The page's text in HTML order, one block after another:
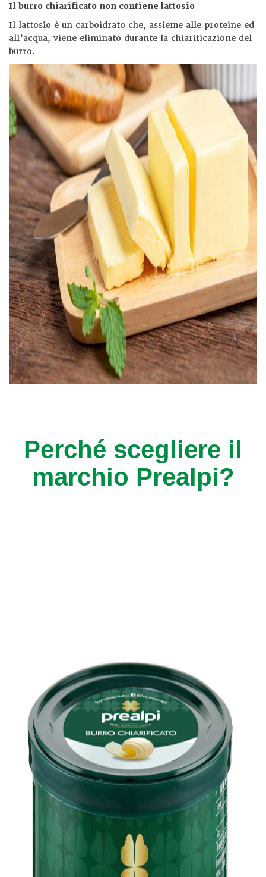
Il burro chiarificato non contiene lattosio
Il lattosio è un carboidrato che, assieme alle proteine ed
all’acqua, viene eliminato durante la chiarificazione del
burro.
Perché scegliere il
marchio Prealpi?